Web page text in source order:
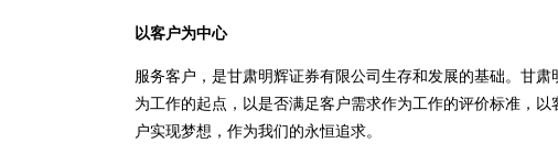
以客户为中心
服务客户，是甘肃明辉证券有限公司生存和发展的基础。甘
为工作的起点，以是否满足客户需求作为工作的评价标准，
户实现梦想，作为我们的永恒追求。